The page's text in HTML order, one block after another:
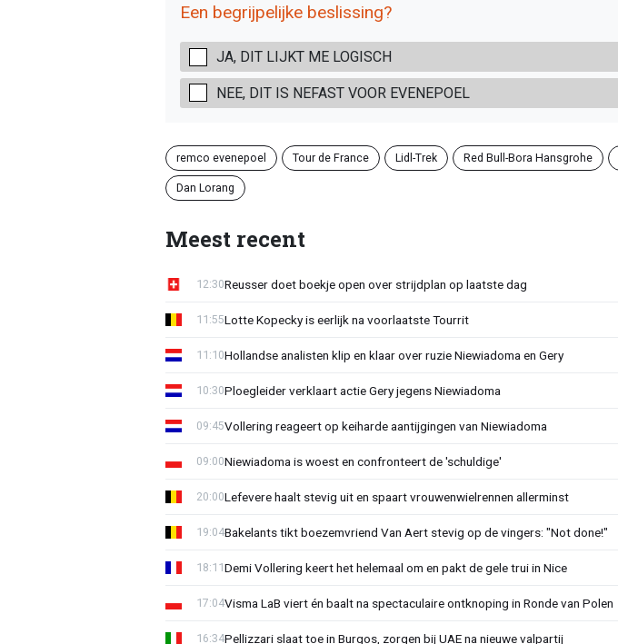
Een begrijpelijke beslissing?
JA, DIT LIJKT ME LOGISCH
NEE, DIT IS NEFAST VOOR EVENEPOEL
remco evenepoel Tour de France Lidl-Trek Red Bull-Bora Hansgrohe
Dan Lorang
Meest recent
Reusser doet boekje open over strijdplan op laatste dag
12:30
Lotte Kopecky is eerlijk na voorlaatste Tourrit
11:55
Hollandse analisten klip en klaar over ruzie Niewiadoma en Gery
11:10
Ploegleider verklaart actie Gery jegens Niewiadoma
10:30
Vollering reageert op keiharde aantijgingen van Niewiadoma
09:45
Niewiadoma is woest en confronteert de 'schuldige'
09:00
Lefevere haalt stevig uit en spaart vrouwenwielrennen allerminst
20:00
Bakelants tikt boezemvriend Van Aert stevig op de vingers: "Not done!"
19:04
Demi Vollering keert het helemaal om en pakt de gele trui in Nice
18:11
Visma LaB viert én baalt na spectaculaire ontknoping in Ronde van Polen
17:04
Pellizzari slaat toe in Burgos, zorgen bij UAE na nieuwe valpartij
16:34